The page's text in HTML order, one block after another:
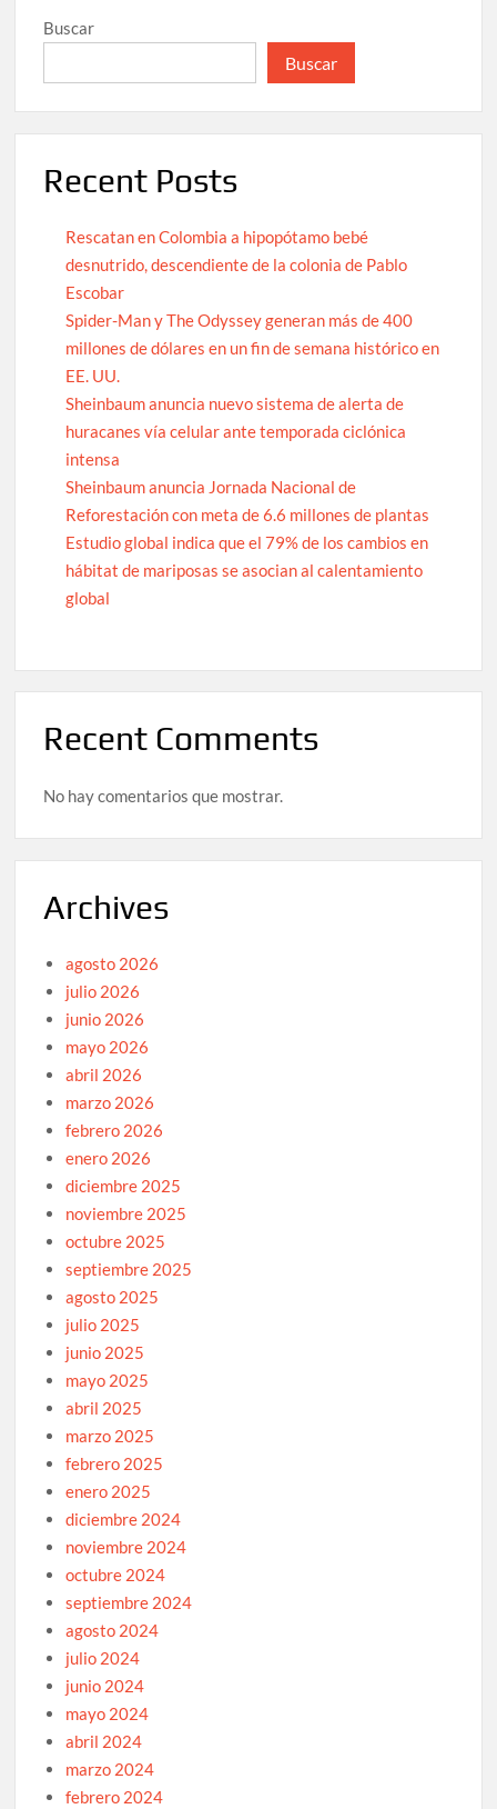
Buscar
Buscar
Recent Posts
Rescatan en Colombia a hipopótamo bebé
desnutrido, descendiente de la colonia de Pablo
Escobar
Spider-Man y The Odyssey generan más de 400
millones de dólares en un fin de semana histórico en
EE. UU.
Sheinbaum anuncia nuevo sistema de alerta de
huracanes vía celular ante temporada ciclónica
intensa
Sheinbaum anuncia Jornada Nacional de
Reforestación con meta de 6.6 millones de plantas
Estudio global indica que el 79% de los cambios en
hábitat de mariposas se asocian al calentamiento
global
Recent Comments
No hay comentarios que mostrar.
Archives
agosto 2026
julio 2026
junio 2026
mayo 2026
abril 2026
marzo 2026
febrero 2026
enero 2026
diciembre 2025
noviembre 2025
octubre 2025
septiembre 2025
agosto 2025
julio 2025
junio 2025
mayo 2025
abril 2025
marzo 2025
febrero 2025
enero 2025
diciembre 2024
noviembre 2024
octubre 2024
septiembre 2024
agosto 2024
julio 2024
junio 2024
mayo 2024
abril 2024
marzo 2024
febrero 2024